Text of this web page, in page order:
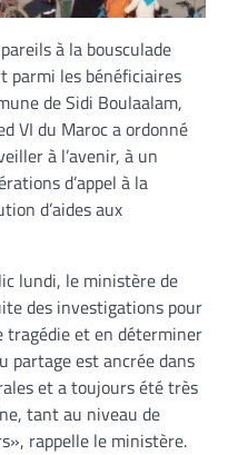
à la bousculade
parmi les bénéficiaires
de Sidi Boulaalam,
VI du Maroc a ordonné
à l’avenir, à un
d’appel à la
d’aides aux
lundi, le ministère de
des investigations pour
tragédie et en déterminer
partage est ancrée dans
et a toujours été très
tant au niveau de
rappelle le ministère.